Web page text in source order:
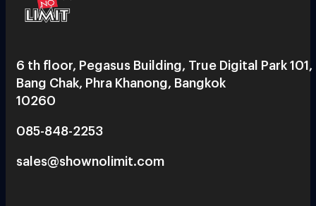
6 th floor, Pegasus Building, True Digital Park 101,
Bang Chak, Phra Khanong, Bangkok
10260
085-848-2253
sales@shownolimit.com